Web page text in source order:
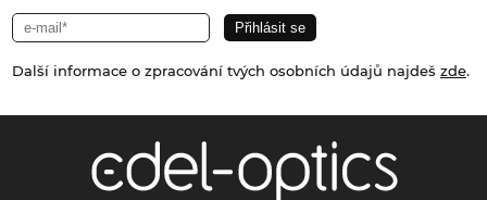
Další informace o zpracování tvých osobních údajů najdeš zde.